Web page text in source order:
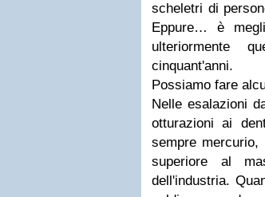
scheletri di
Eppure… è
ulteriormente
cinquant'anni.
Possiamo fare
Nelle esalazioni
otturazioni ai
sempre
superiore al
dell'industria.